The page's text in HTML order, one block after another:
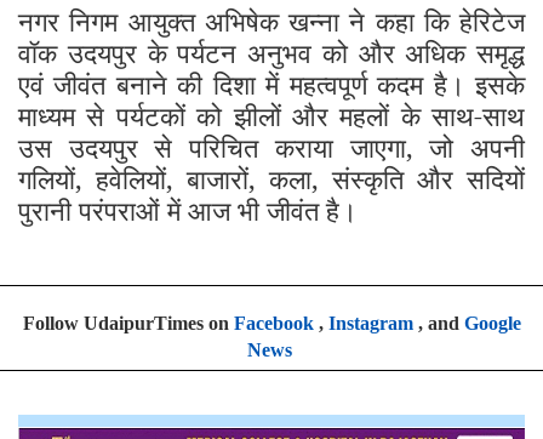
नगर निगम आयुक्त अभिषेक खन्ना ने कहा कि हेरिटेज
वॉक उदयपुर के पर्यटन अनुभव को और अधिक समृद्ध
एवं जीवंत बनाने की दिशा में महत्वपूर्ण कदम है। इसके
माध्यम से पर्यटकों को झीलों और महलों के साथ-साथ
उस उदयपुर से परिचित कराया जाएगा, जो अपनी
गलियों, हवेलियों, बाजारों, कला, संस्कृति और सदियों
पुरानी परंपराओं में आज भी जीवंत है।
Follow UdaipurTimes on Facebook, Instagram, and Google
News